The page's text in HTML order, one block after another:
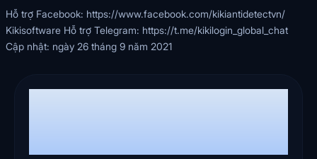
Hỗ trợ Facebook: https://www.facebook.com/kikiantidetectvn/
Kikisoftware Hỗ trợ Telegram: https://t.me/kikilogin_global_chat
Cập nhật: ngày 26 tháng 9 năm 2021